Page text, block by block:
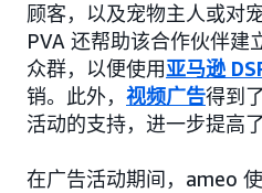
顾客，以及宠物主人或对
PVA 还帮助该合作伙伴建
众群，以便使用亚马逊
销。此外， 视频广告得到
活动的支持，进一步提高了
在广告活动期间，ameo